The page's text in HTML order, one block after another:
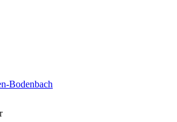
Bodenbach